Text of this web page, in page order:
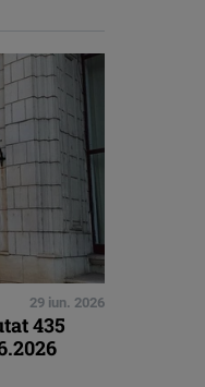
29 iun. 2026
435